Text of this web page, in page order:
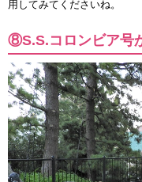
用してみてくださいね。
⑧S.S.コロンビア号